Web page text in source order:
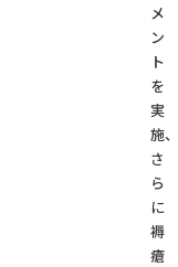
メ
ン
ト
を
実
施、
さ
ら
に
褥
瘡